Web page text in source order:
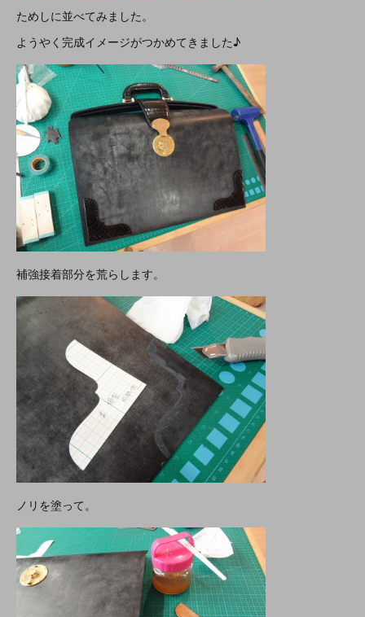
ためしに並べてみました。
ようやく完成イメージがつかめてきました♪
補強接着部分を荒らします。
ノリを塗って。